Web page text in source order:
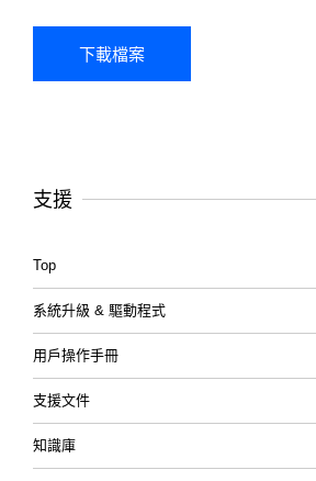
支援
Top
系統升級 & 驅動程式
用戶操作手冊
支援文件
知識庫